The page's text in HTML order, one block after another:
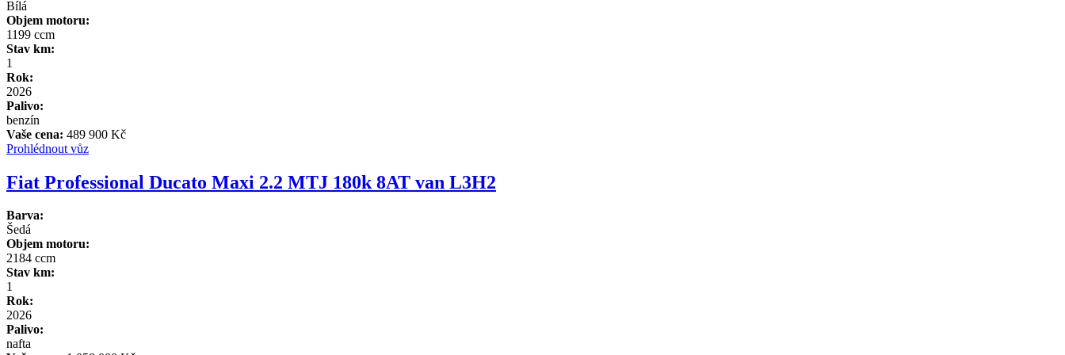
Bílá
Objem motoru:
1199 ccm
Stav km:
1
Rok:
2026
Palivo:
benzín
Vaše cena: 489 900 Kč
Prohlédnout vůz
Fiat Professional Ducato Maxi 2.2 MTJ 180k 8AT van L3H2
Barva:
Šedá
Objem motoru:
2184 ccm
Stav km:
1
Rok:
2026
Palivo:
nafta